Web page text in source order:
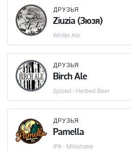
ДРУЗЬЯ
Ziuzia (Зюзя)
Winter Ale
ДРУЗЬЯ
Birch Ale
Spiced / Herbed Beer
ДРУЗЬЯ
Pamella
IPA - Milkshake